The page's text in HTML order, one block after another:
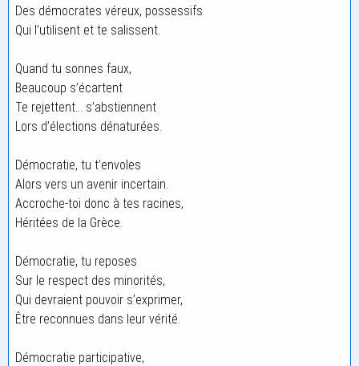
Des démocrates véreux, possessifs
Qui l’utilisent et te salissent.
Quand tu sonnes faux,
Beaucoup s’écartent
Te rejettent… s’abstiennent
Lors d’élections dénaturées.
Démocratie, tu t’envoles
Alors vers un avenir incertain.
Accroche-toi donc à tes racines,
Héritées de la Grèce.
Démocratie, tu reposes
Sur le respect des minorités,
Qui devraient pouvoir s’exprimer,
Être reconnues dans leur vérité.
Démocratie participative,